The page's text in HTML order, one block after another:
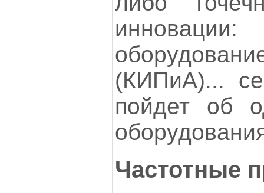
(КИПиА)...
пойдет об
Частотные